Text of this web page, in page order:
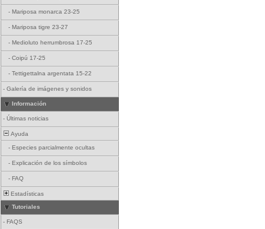
- Mariposa monarca 23-25
- Mariposa tigre 23-27
- Medioluto herrumbrosa 17-25
- Coipú 17-25
- Tettigettalna argentata 15-22
- Galería de imágenes y sonidos
Información
- Últimas noticias
Ayuda
- Especies parcialmente ocultas
- Explicación de los símbolos
- FAQ
Estadísticas
Tutoriales
- FAQS